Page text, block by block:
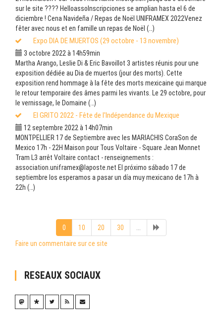
sur le site ???? HelloassoInscripciones se amplian hasta el 6 de
diciembre ! Cena Navideña / Repas de Noël UNIFRAMEX 2022Venez
fêter avec nous et en famille un repas de Noël (…)
Expo DIA DE MUERTOS (29 octobre - 13 novembre)
3 octobre 2022 à 14h59min
Martha Arango, Leslie Di & Eric Bavoillot 3 artistes réunis pour une
exposition dédiée au Dia de muertos (jour des morts). Cette
exposition rend hommage à la fête des morts mexicaine qui marque
le retour temporaire des âmes parmi les vivants. Le 29 octobre, pour
le vernissage, le Domaine (…)
El GRITO 2022 - Fête de l'Indépendance du Mexique
12 septembre 2022 à 14h07min
MONTPELLIER 17 de Septiembre avec les MARIACHIS CoraSon de
Mexico 17h - 22H Maison pour Tous Voltaire - Square Jean Monnet
Tram L3 arrêt Voltaire contact - renseignements :
association.uniframex@laposte.net El próximo sábado 17 de
septiembre los esperamos a pasar un día muy mexicano de 17h à
22h (…)
0 10 20 30
...
Faire un commentaire sur ce site
RESEAUX SOCIAUX